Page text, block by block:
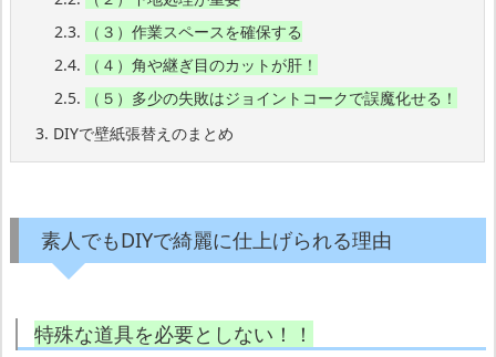
2.3.
（３）作業スペースを確保する
2.4.
（４）角や継ぎ目のカットが肝！
2.5.
（５）多少の失敗はジョイントコークで誤魔化せる！
3. DIYで壁紙張替えのまとめ
素人でもDIYで綺麗に仕上げられる理由
特殊な道具を必要としない！！